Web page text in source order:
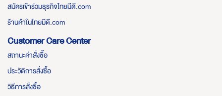
สมัครเข้าร่วมธุรกิจไทยมีดี.com
ร้านค้าในไทยมีดี.com
Customer Care Center
สถานะคำสั่งซื้อ
ประวัติการสั่งซื้อ
วิธีการสั่งซื้อ